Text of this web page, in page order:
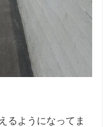
るようになってま